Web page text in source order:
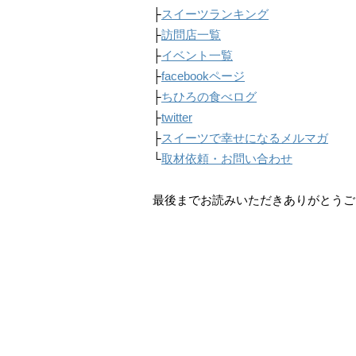
├スイーツランキング
├訪問店一覧
├イベント一覧
├facebookページ
├ちひろの食べログ
├twitter
├スイーツで幸せになるメルマガ
└取材依頼・お問い合わせ
最後までお読みいただきありがとう